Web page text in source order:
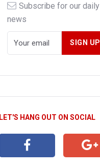
Subscribe for our daily
news
LET'S HANG OUT ON SOCIAL